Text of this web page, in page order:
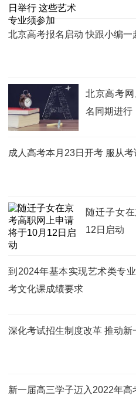
北京高考报名启动 快跟小编一
北京高考
名同期进行
成人高考本月23日开考 服从
随迁子女
12日启动
到2024年基本实现艺术类专
考文化课成绩要求
深化考试招生制度改革 推动新
新一届高三学子迈入2022年